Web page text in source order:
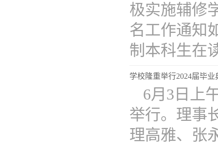
极实施辅修
名工作通知
制本科生在
学校隆重举行2024届毕
6月3日上
举行。理事
理高雅、张